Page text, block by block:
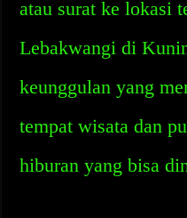
atau surat ke lokasi
Lebakwangi di
keunggulan yang
tempat wisata dan
hiburan yang bisa